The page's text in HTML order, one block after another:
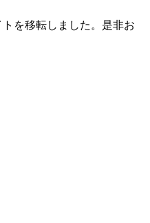
を移転しました。是非お